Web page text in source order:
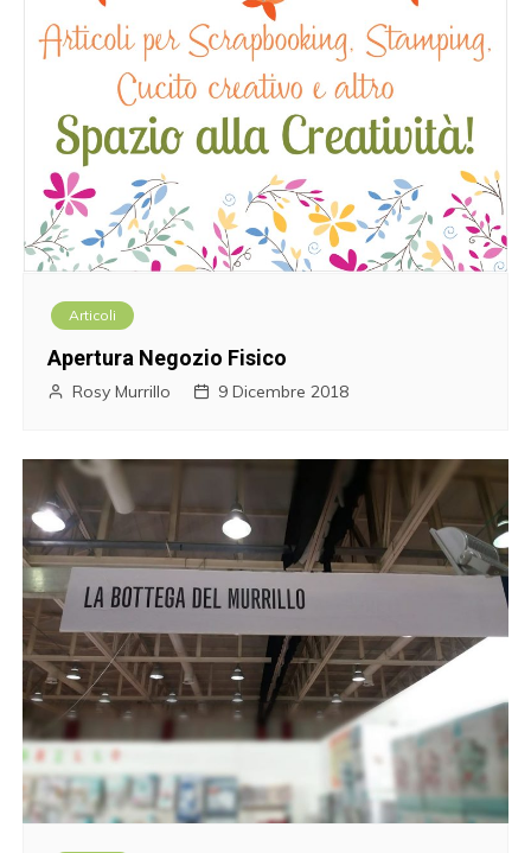
Articoli
Apertura Negozio Fisico
Rosy Murrillo 9 Dicembre 2018